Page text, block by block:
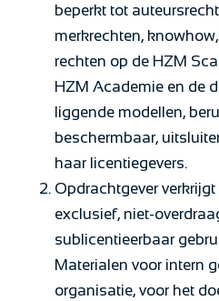
beperkt tot
merkrechten,
rechten op de HZM
HZM Academie en de
liggende modellen,
beschermbaar,
haar licentiegevers.
Opdrachtgever
exclusief, niet-
sublicentieerbaar
Materialen voor intern
organisatie, voor het